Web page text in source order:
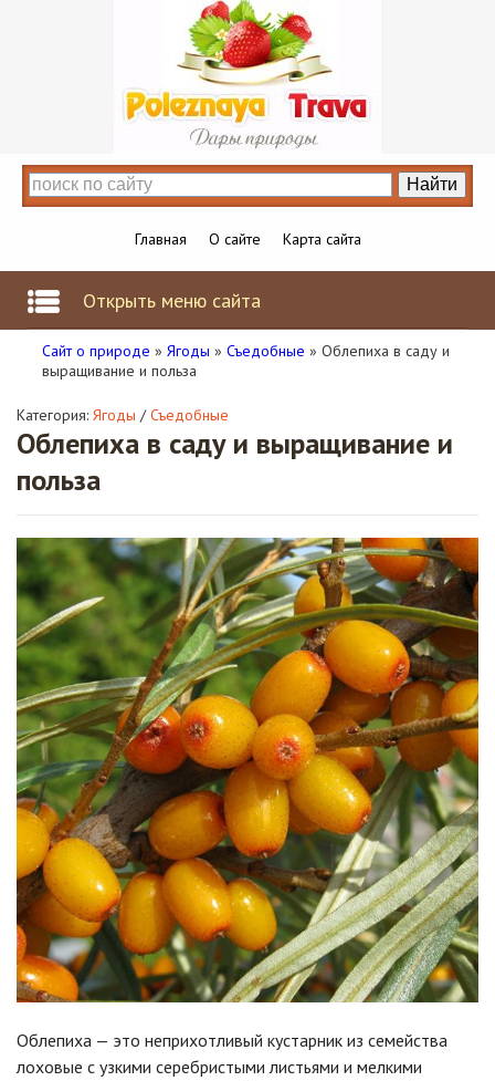
Главная О сайте Карта сайта
Открыть меню сайта
Сайт о природе » Ягоды » Съедобные » Облепиха в саду и
выращивание и польза
Категория: Ягоды /Съедобные
Облепиха в саду и выращивание и
польза
Облепиха — это неприхотливый кустарник из семейства
лоховые с узкими серебристыми листьями и мелкими